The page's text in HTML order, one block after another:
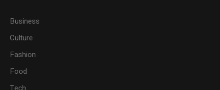
Business
Culture
Fashion
Food
Tech